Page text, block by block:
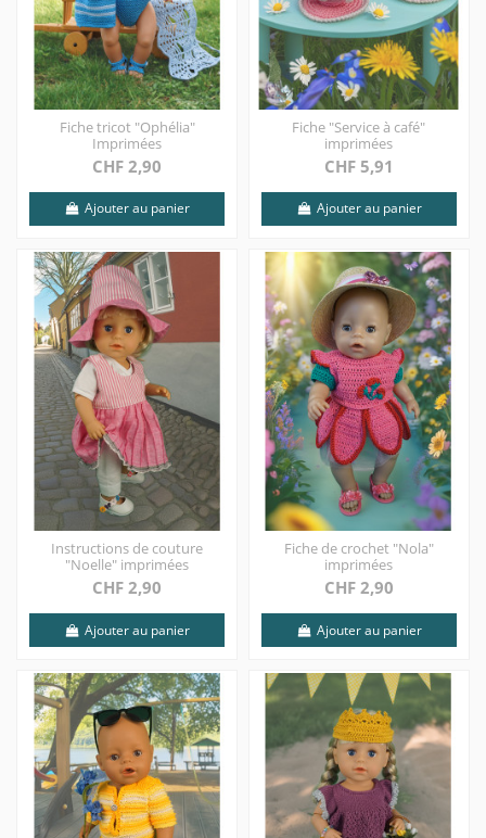
Fiche tricot "Ophélia"
Imprimées
CHF 2,90
Ajouter au panier
Fiche "Service à café"
imprimées
CHF 5,91
Ajouter au panier
Instructions de couture
"Noelle" imprimées
CHF 2,90
Ajouter au panier
Fiche de crochet "Nola"
imprimées
CHF 2,90
Ajouter au panier